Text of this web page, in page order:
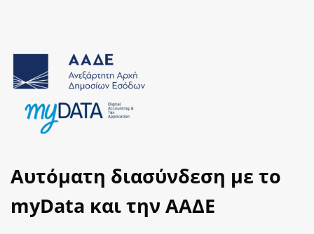
Αυτόματη διασύνδεση με το
myData και την ΑΑΔΕ